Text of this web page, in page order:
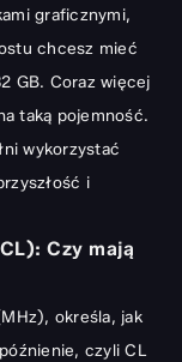
graficznymi,
chcesz mieć
GB. Coraz więcej
taką pojemność.
wykorzystać
i
Czy mają
określa, jak
czyli CL